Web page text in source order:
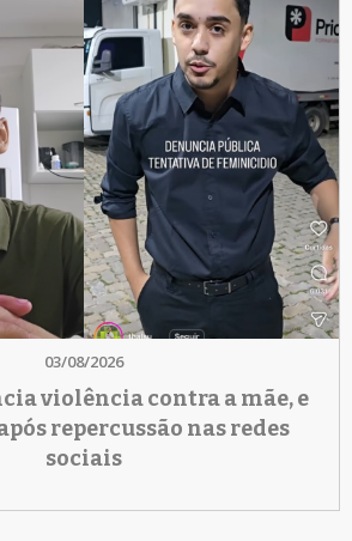
03/08/2026
violência contra a mãe, e
repercussão nas redes
sociais